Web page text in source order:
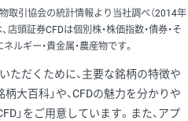
取引協会の統計情報より当社調べ（2014年
店頭証券CFDは個別株・株価指数・債券・そ
ルギー・貴金属・農産物です。
ただくために、主要な銘柄の特徴や
大百科」や、CFDの魅力を分かりや
」をご用意しています。また、アプ